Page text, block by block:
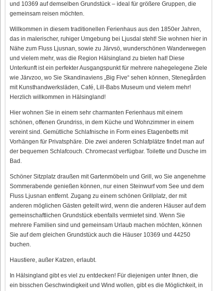
und 10369 auf demselben Grundstück – ideal für größere Gruppen, die
gemeinsam reisen möchten.
Willkommen in diesem traditionellen Ferienhaus aus den 1850er Jahren,
das in malerischer, ruhiger Umgebung bei Ljusdal steht! Sie wohnen hier in
Nähe zum Fluss Ljusnan, sowie zu Järvsö, wunderschönen Wanderwegen
und vielem mehr, was die Region Hälsingland zu bieten hat! Diese
Unterkunft ist ein perfekter Ausgangspunkt für mehrere nahegelegene Ziele
wie Järvzoo, wo Sie Skandinaviens „Big Five“ sehen können, Stenegården
mit Kunsthandwerksläden, Café, Lill-Babs Museum und vielem mehr!
Herzlich willkommen in Hälsingland!
Hier wohnen Sie in einem sehr charmanten Ferienhaus mit einem
schönen, offenen Grundriss, in dem Küche und Wohnzimmer in einem
vereint sind. Gemütliche Schlafnische in Form eines Etagenbetts mit
Vorhängen für Privatsphäre. Die zwei anderen Schlafplätze findet man auf
der bequemen Schlafcouch. Chromecast verfügbar. Toilette und Dusche im
Bad.
Schöner Sitzplatz draußen mit Gartenmöbeln und Grill, wo Sie angenehme
Sommerabende genießen können, nur einen Steinwurf vom See und dem
Fluss Ljusnan entfernt. Zugang zu einem schönen Grillplatz, der mit
anderen möglichen Gästen geteilt wird, wenn die anderen Häuser auf dem
gemeinschaftlichen Grundstück ebenfalls vermietet sind. Wenn Sie
mehrere Familien sind und gemeinsam Urlaub machen möchten, können
Sie auf dem gleichen Grundstück auch die Häuser 10369 und 44250
buchen.
Haustiere, außer Katzen, erlaubt.
In Hälsingland gibt es viel zu entdecken! Für diejenigen unter Ihnen, die
ein bisschen Geschwindigkeit und Wind wollen, gibt es die Möglichkeit, in